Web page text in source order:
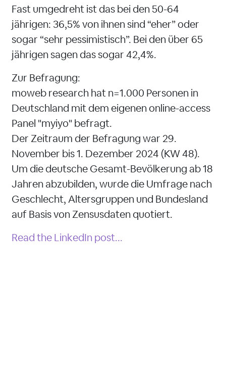
Fast umgedreht ist das bei den 50-64
jährigen: 36,5% von ihnen sind “eher” oder
sogar “sehr pessimistisch”. Bei den über 65
jährigen sagen das sogar 42,4%.
Zur Befragung:
moweb research hat n=1.000 Personen in
Deutschland mit dem eigenen online-access
Panel "myiyo" befragt.
Der Zeitraum der Befragung war 29.
November bis 1. Dezember 2024 (KW 48).
Um die deutsche Gesamt-Bevölkerung ab 18
Jahren abzubilden, wurde die Umfrage nach
Geschlecht, Altersgruppen und Bundesland
auf Basis von Zensusdaten quotiert.
Read the LinkedIn post...